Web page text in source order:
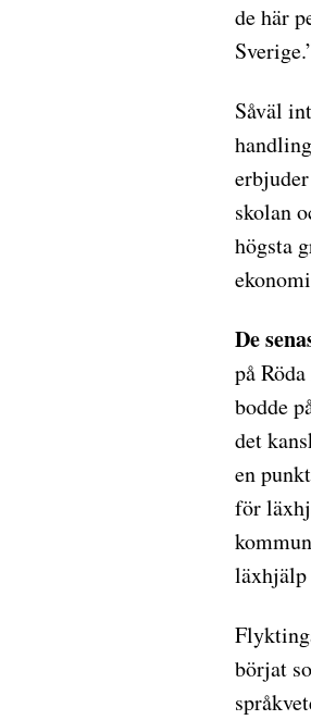
de här
Såväl
skolan
högsta
De
på
bodde
det
en
för
läxhjälp
börjat